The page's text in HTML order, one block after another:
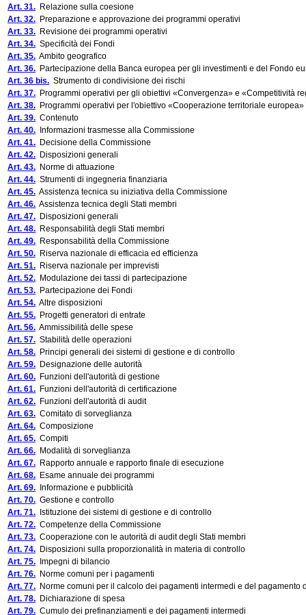
Art. 31. Relazione sulla coesione
Art. 32. Preparazione e approvazione dei programmi operativi
Art. 33. Revisione dei programmi operativi
Art. 34. Specificità dei Fondi
Art. 35. Ambito geografico
Art. 36. Partecipazione della Banca europea per gli investimenti e del Fondo
Art. 36 bis. Strumento di condivisione dei rischi
Art. 37. Programmi operativi per gli obiettivi «Convergenza» e «Competitività
Art. 38. Programmi operativi per l'obiettivo «Cooperazione territoriale europea»
Art. 39. Contenuto
Art. 40. Informazioni trasmesse alla Commissione
Art. 41. Decisione della Commissione
Art. 42. Disposizioni generali
Art. 43. Norme di attuazione
Art. 44. Strumenti di ingegneria finanziaria
Art. 45. Assistenza tecnica su iniziativa della Commissione
Art. 46. Assistenza tecnica degli Stati membri
Art. 47. Disposizioni generali
Art. 48. Responsabilità degli Stati membri
Art. 49. Responsabilità della Commissione
Art. 50. Riserva nazionale di efficacia ed efficienza
Art. 51. Riserva nazionale per imprevisti
Art. 52. Modulazione dei tassi di partecipazione
Art. 53. Partecipazione dei Fondi
Art. 54. Altre disposizioni
Art. 55. Progetti generatori di entrate
Art. 56. Ammissibilità delle spese
Art. 57. Stabilità delle operazioni
Art. 58. Principi generali dei sistemi di gestione e di controllo
Art. 59. Designazione delle autorità
Art. 60. Funzioni dell'autorità di gestione
Art. 61. Funzioni dell'autorità di certificazione
Art. 62. Funzioni dell'autorità di audit
Art. 63. Comitato di sorveglianza
Art. 64. Composizione
Art. 65. Compiti
Art. 66. Modalità di sorveglianza
Art. 67. Rapporto annuale e rapporto finale di esecuzione
Art. 68. Esame annuale dei programmi
Art. 69. Informazione e pubblicità
Art. 70. Gestione e controllo
Art. 71. Istituzione dei sistemi di gestione e di controllo
Art. 72. Competenze della Commissione
Art. 73. Cooperazione con le autorità di audit degli Stati membri
Art. 74. Disposizioni sulla proporzionalità in materia di controllo
Art. 75. Impegni di bilancio
Art. 76. Norme comuni per i pagamenti
Art. 77. Norme comuni per il calcolo dei pagamenti intermedi e del pagamento
Art. 78. Dichiarazione di spesa
Art. 79. Cumulo dei prefinanziamenti e dei pagamenti intermedi